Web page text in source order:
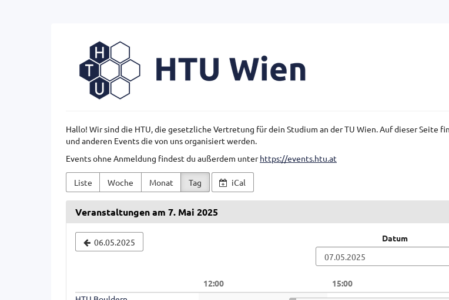
HTU
Wien
Hallo! Wir sind die HTU, die gesetzliche Vertretung für dein Studium an der TU Wien. Auf dieser Seite
und anderen Events die von uns organisiert werden.
Events ohne Anmeldung findest du außerdem unterhttps://events.htu.at
Liste Woche Monat Tag iCal
Veranstaltungen am 7. Mai 2025
06.05.2025
auswählen
Datum
12:00 15:00